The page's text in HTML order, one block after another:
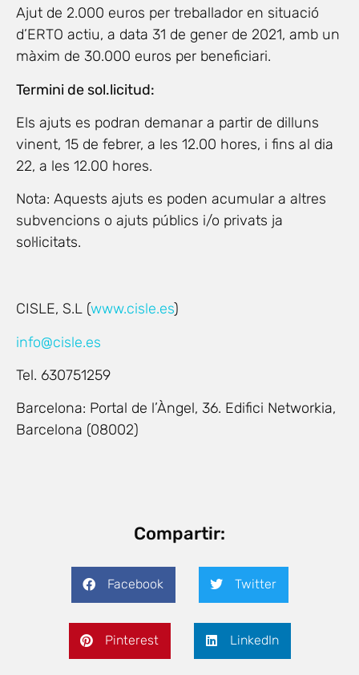
Ajut de 2.000 euros per treballador en situació
d’ERTO actiu, a data 31 de gener de 2021, amb un
màxim de 30.000 euros per beneficiari.
Termini de sol.licitud:
Els ajuts es podran demanar a partir de dilluns
vinent, 15 de febrer, a les 12.00 hores, i fins al dia
22, a les 12.00 hores.
Nota: Aquests ajuts es poden acumular a altres
subvencions o ajuts públics i/o privats ja
sol·licitats.
CISLE, S.L (www.cisle.es)
info@cisle.es
Tel. 630751259
Barcelona: Portal de l’Àngel, 36. Edifici Networkia,
Barcelona (08002)
Compartir:
Facebook Twitter
Pinterest LinkedIn